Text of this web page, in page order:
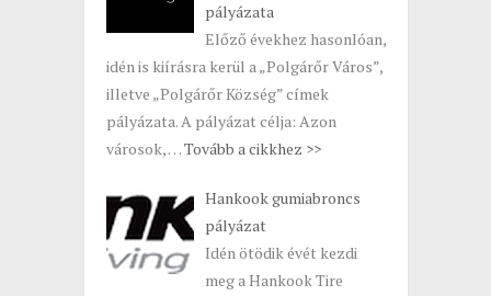
pályázata
Előző évekhez hasonlóan,
idén is kiírásra kerül a „Polgárőr Város”,
illetve „Polgárőr Község” címek
pályázata. A pályázat célja: Azon
városok, …Tovább a cikkhez >>
Hankook gumiabroncs
pályázat
Idén ötödik évét kezdi
meg a Hankook Tire